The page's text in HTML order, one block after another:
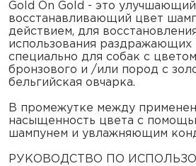
Gold On Gold - это
восстанавливающий цвет
действием, для
использования раздражающих
специально для собак с
бронзового и /или пород с
бельгийская овчарка.
В промежутке между
насыщенность цвета с
шампунем и увлажняющим
РУКОВОДСТВО ПО